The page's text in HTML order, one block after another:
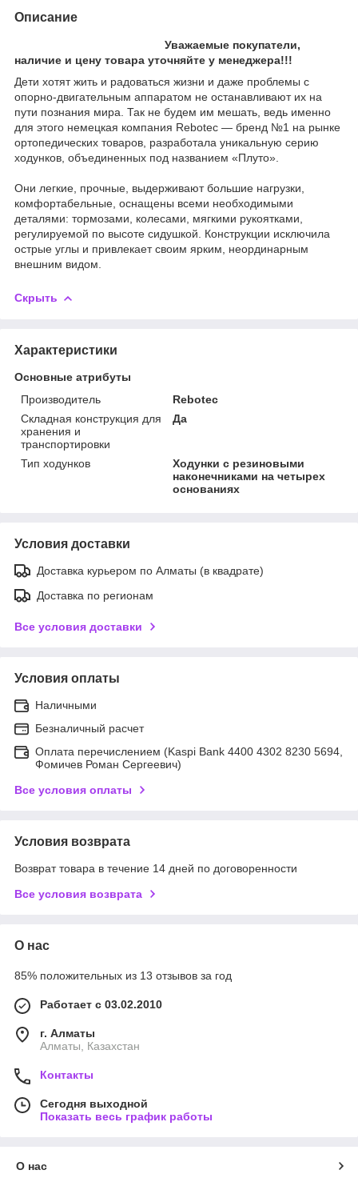
Описание
Уважаемые покупатели,
наличие и цену товара уточняйте у менеджера!!!
Дети хотят жить и радоваться жизни и даже проблемы с
опорно-двигательным аппаратом не останавливают их на
пути познания мира. Так не будем им мешать, ведь именно
для этого немецкая компания Rebotec — бренд №1 на рынке
ортопедических товаров, разработала уникальную серию
ходунков, объединенных под названием «Плуто».
Они легкие, прочные, выдерживают большие нагрузки,
комфортабельные, оснащены всеми необходимыми
деталями: тормозами, колесами, мягкими рукоятками,
регулируемой по высоте сидушкой. Конструкции исключила
острые углы и привлекает своим ярким, неординарным
внешним видом.
Скрыть
Характеристики
Основные атрибуты
Производитель
Rebotec
Складная конструкция для
хранения и
транспортировки
Да
Тип ходунков
Ходунки с резиновыми
наконечниками на четырех
основаниях
Условия доставки
Доставка курьером по Алматы (в квадрате)
Доставка по регионам
Все условия доставки
Условия оплаты
Наличными
Безналичный расчет
Оплата перечислением (Kaspi Bank 4400 4302 8230 5694,
Фомичев Роман Сергеевич)
Все условия оплаты
Условия возврата
Возврат товара в течение 14 дней по договоренности
Все условия возврата
О нас
85% положительных из 13 отзывов за год
Работает с 03.02.2010
г. Алматы
Алматы, Казахстан
Контакты
Сегодня выходной
Показать весь график работы
О нас